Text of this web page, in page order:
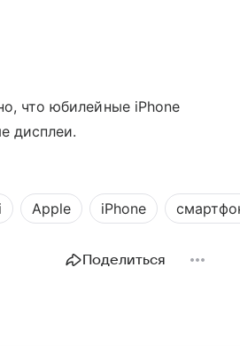
что юбилейные iPhone
дисплеи.
Apple iPhone
Поделиться